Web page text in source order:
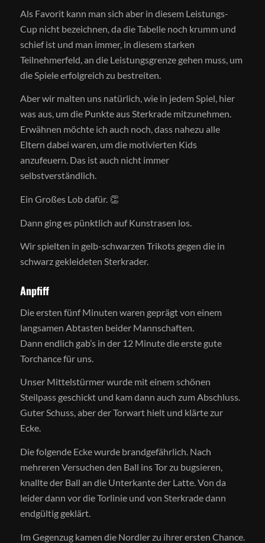
Als Favorit kann man sich aber in diesem Leistungs-
Cup nicht bezeichnen, da die Tabelle noch krumm und
schief ist und man immer, in diesem starken
Teilnehmerfeld, an die Leistungsgrenze gehen muss, um
die Spiele erfolgreich zu bestreiten.
Aber wir malten uns natürlich, wie in jedem Spiel, hier
was aus, um die Punkte aus Sterkrade mitzunehmen.
Erwähnen möchte ich auch noch, dass nahezu alle
Eltern dabei waren, um die motivierten Kids
anzufeuern. Das ist auch nicht immer
selbstverständlich.
Ein Großes Lob dafür. 👏
Dann ging es pünktlich auf Kunstrasen los.
Wir spielten in gelb-schwarzen Trikots gegen die in
schwarz gekleideten Sterkrader.
Anpfiff
Die ersten fünf Minuten waren geprägt von einem
langsamen Abtasten beider Mannschaften.
Dann endlich gab’s in der 12 Minute die erste gute
Torchance für uns.
Unser Mittelstürmer wurde mit einem schönen
Steilpass geschickt und kam dann auch zum Abschluss.
Guter Schuss, aber der Torwart hielt und klärte zur
Ecke.
Die folgende Ecke wurde brandgefährlich. Nach
mehreren Versuchen den Ball ins Tor zu bugsieren,
knallte der Ball an die Unterkante der Latte. Von da
leider dann vor die Torlinie und von Sterkrade dann
endgültig geklärt.
Im Gegenzug kamen die Nordler zu ihrer ersten Chance.